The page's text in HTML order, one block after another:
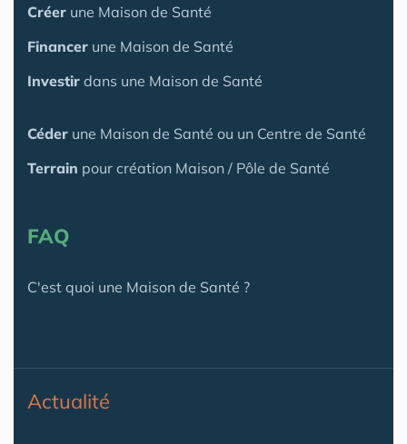
Créer une Maison de Santé
Financer une Maison de Santé
Investir dans une Maison de Santé
Céder une Maison de Santé ou un Centre de Santé
Terrain pour création Maison / Pôle de Santé
FAQ
C'est quoi une Maison de Santé ?
Actualité